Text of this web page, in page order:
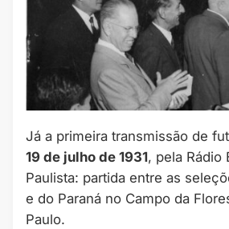
Já a primeira transmissão de
19 de julho de 1931, pela Rádio
Paulista: partida entre as
e do Paraná no Campo da
Paulo.